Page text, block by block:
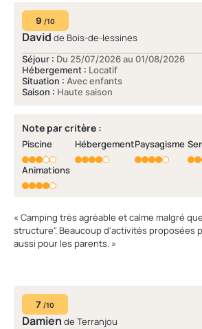
9 /10
David de Bois-de-lessines
Séjour : Du 25/07/2026 au 01/08/2026
Hébergement : Locatif
Situation : Avec enfants
Saison : Haute saison
Note par critère :
Piscine Hébergement Paysagisme
Animations
« Camping très agréable et calme malgré
structure". Beaucoup d'activités proposées pour les ados mais
aussi pour les parents. »
7 /10
Damien de Terranjou